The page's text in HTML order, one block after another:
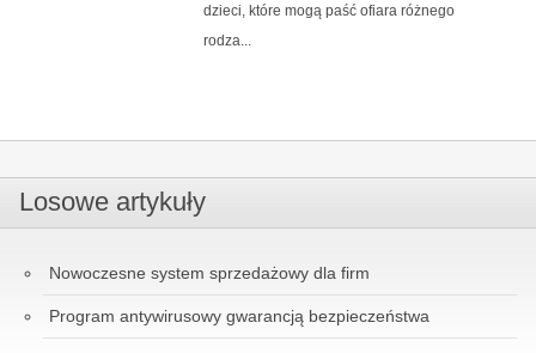
dzieci, które mogą paść ofiara różnego
rodza...
Losowe artykuły
Nowoczesne system sprzedażowy dla firm
Program antywirusowy gwarancją bezpieczeństwa